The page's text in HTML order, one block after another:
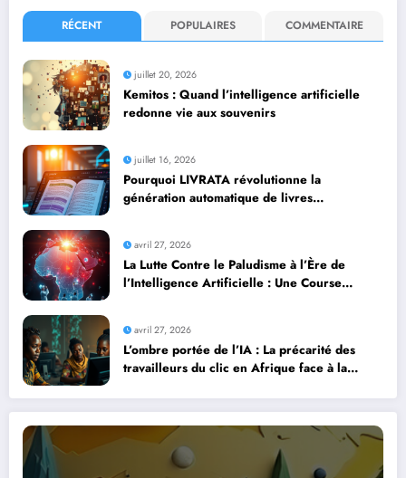
RÉCENT POPULAIRES COMMENTAIRE
juillet 20, 2026
Kemitos : Quand l’intelligence artificielle
redonne vie aux souvenirs
juillet 16, 2026
Pourquoi LIVRATA révolutionne la
génération automatique de livres
avril 27, 2026
La Lutte Contre le Paludisme à l’Ère de
l’Intelligence Artificielle : Une Course
avril 27, 2026
L’ombre portée de l’IA : La précarité des
travailleurs du clic en Afrique face à la